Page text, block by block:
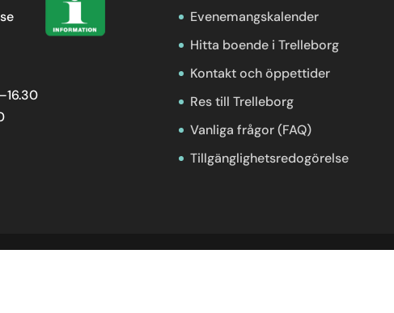
Evenemangskalender
Hitta boende i Trelleborg
Kontakt och öppettider
Res till Trelleborg
Vanliga frågor (FAQ)
Tillgänglighetsredogörelse